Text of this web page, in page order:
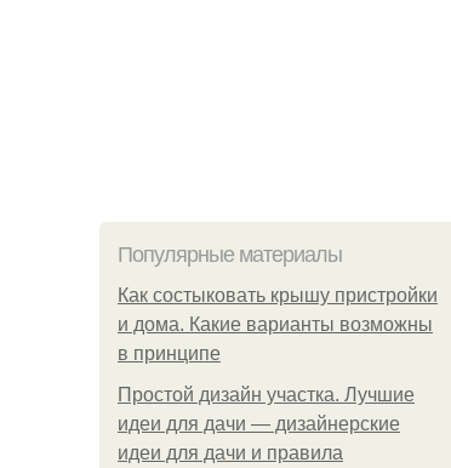
Популярные материалы
Как состыковать крышу пристройки
и дома. Какие варианты возможны
в принципе
Простой дизайн участка. Лучшие
идеи для дачи — дизайнерские
идеи для дачи и правила